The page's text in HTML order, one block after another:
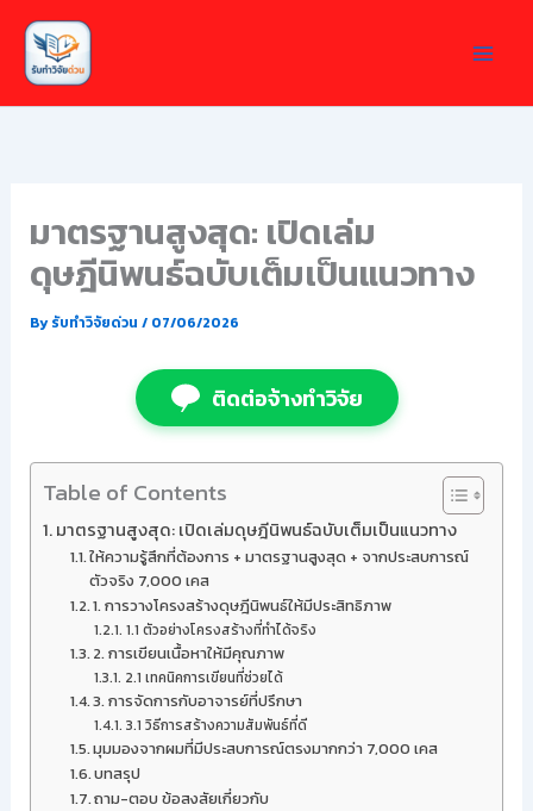
Skip
content
มาตรฐานสูงสุด: เปิดเล่ม
ดุษฎีนิพนธ์ฉบับเต็มเป็นแนวทาง
Byรับทำวิจัยด่วน / 07/06/2026
ติดต่อจ้างทำวิจัย
Table of Contents
มาตรฐานสูงสุด: เปิดเล่มดุษฎีนิพนธ์ฉบับเต็มเป็นแนวทาง
ให้ความรู้สึกที่ต้องการ + มาตรฐานสูงสุด + จากประสบการณ์
ตัวจริง 7,000 เคส
1. การวางโครงสร้างดุษฎีนิพนธ์ให้มีประสิทธิภาพ
1.1 ตัวอย่างโครงสร้างที่ทำได้จริง
2. การเขียนเนื้อหาให้มีคุณภาพ
2.1 เทคนิคการเขียนที่ช่วยได้
3. การจัดการกับอาจารย์ที่ปรึกษา
3.1 วิธีการสร้างความสัมพันธ์ที่ดี
มุมมองจากผมที่มีประสบการณ์ตรงมากกว่า 7,000 เคส
บทสรุป
ถาม-ตอบ ข้อสงสัยเกี่ยวกับ